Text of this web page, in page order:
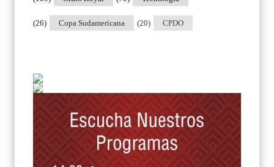
Copa Sudamericana
(26) CPDO
(20)